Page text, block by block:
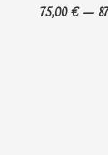
75,00€ –